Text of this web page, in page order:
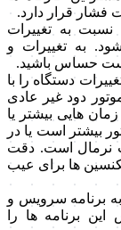
فشار قرار دارد.
نسبت به تغییرات
به تغییرات و
است حساس باشید.
دستگاه را با
دود غیر عادی
هایی بیشتر یا
بیشتر است یا در
نرمال است. دقت
ها برای عیب
به برنامه سرویس و
برنامه ها را